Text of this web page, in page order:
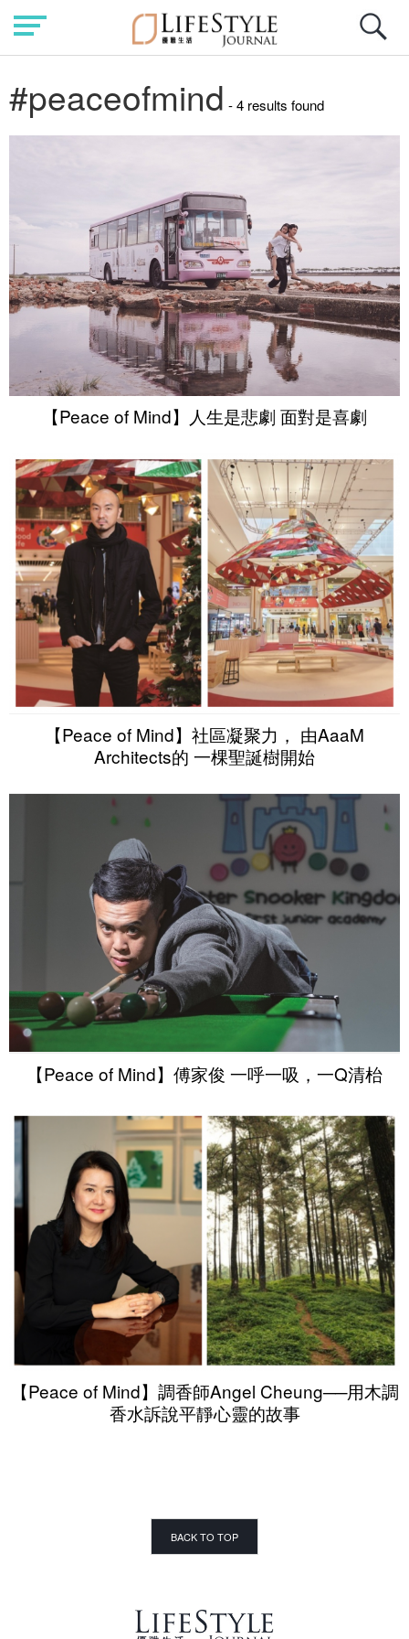
#peaceofmind - 4 results found
【Peace of Mind】人生是悲劇 面對是喜劇
【Peace of Mind】社區凝聚力， 由AaaM
Architects的 一棵聖誕樹開始
【Peace of Mind】傅家俊 一呼一吸，一Q清枱
【Peace of Mind】調香師Angel Cheung──用木調
香水訴說平靜心靈的故事
BACK TO TOP